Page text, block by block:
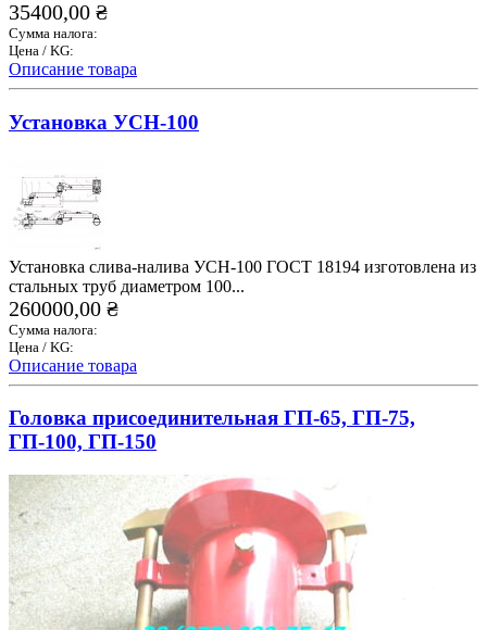
35400,00 ₴
Сумма налога:
Цена / KG:
Описание товара
Установка УСН-100
Установка слива-налива УСН-100 ГОСТ 18194 изготовлена из
стальных труб диаметром 100...
260000,00 ₴
Сумма налога:
Цена / KG:
Описание товара
Головка присоединительная ГП-65, ГП-75,
ГП-100, ГП-150